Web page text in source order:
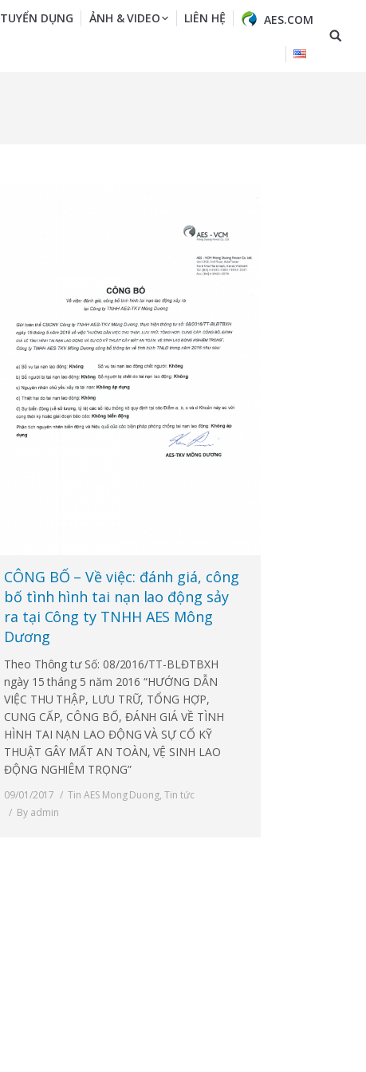
TUYỂN DỤNG ẢNH & VIDEO LIÊN HỆ AES.COM
CÔNG BỐ – Về việc: đánh giá, công
bố tình hình tai nạn lao động sảy
ra tại Công ty TNHH AES Mông
Dương
Theo Thông tư Số: 08/2016/TT-BLĐTBXH
ngày 15 tháng 5 năm 2016 “HƯỚNG DẪN
VIỆC THU THẬP, LƯU TRỮ, TỔNG HỢP,
CUNG CẤP, CÔNG BỐ, ĐÁNH GIÁ VỀ TÌNH
HÌNH TAI NẠN LAO ĐỘNG VÀ SỰ CỐ KỸ
THUẬT GÂY MẤT AN TOÀN, VỆ SINH LAO
ĐỘNG NGHIÊM TRỌNG”
09/01/2017 Tin AES Mong Duong, Tin tức
By admin